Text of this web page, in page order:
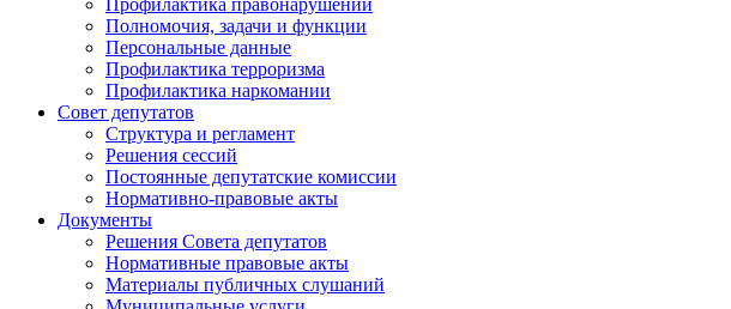
Профилактика правонарушений
Полномочия, задачи и функции
Персональные данные
Профилактика терроризма
Профилактика наркомании
Совет депутатов
Структура и регламент
Решения сессий
Постоянные депутатские комиссии
Нормативно-правовые акты
Документы
Решения Совета депутатов
Нормативные правовые акты
Материалы публичных слушаний